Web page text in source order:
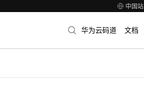
中国站
华为云码道 文档